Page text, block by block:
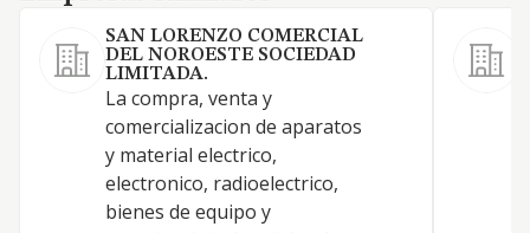
SAN LORENZO COMERCIAL
DEL NOROESTE SOCIEDAD
LIMITADA.
La compra, venta y
comercializacion de aparatos
y material electrico,
electronico, radioelectrico,
bienes de equipo y